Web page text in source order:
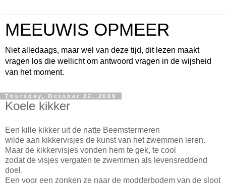
MEEUWIS OPMEER
Niet alledaags, maar wel van deze tijd, dit lezen maakt
vragen los die wellicht om antwoord vragen in de wijsheid
van het moment.
Thursday, October 22, 2009
Koele kikker
Een kille kikker uit de natte Beemstermeren
wilde aan kikkervisjes de kunst van het zwemmen leren.
Maar de kikkervisjes vonden hem te gek, te cool
zodat de visjes vergaten te zwemmen als levensreddend
doel.
Een voor een zonken ze naar de modderbodem van de sloot